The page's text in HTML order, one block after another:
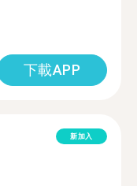
下載APP
新加入